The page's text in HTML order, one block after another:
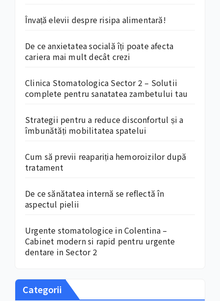
Învață elevii despre risipa alimentară!
De ce anxietatea socială îți poate afecta
cariera mai mult decât crezi
Clinica Stomatologica Sector 2 – Solutii
complete pentru sanatatea zambetului tau
Strategii pentru a reduce disconfortul și a
îmbunătăți mobilitatea spatelui
Cum să previi reapariția hemoroizilor după
tratament
De ce sănătatea internă se reflectă în
aspectul pielii
Urgente stomatologice in Colentina –
Cabinet modern si rapid pentru urgente
dentare in Sector 2
Categorii